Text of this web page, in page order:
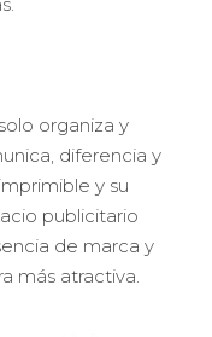
organiza y
diferencia y
y su
publicitario
de marca y
más atractiva.